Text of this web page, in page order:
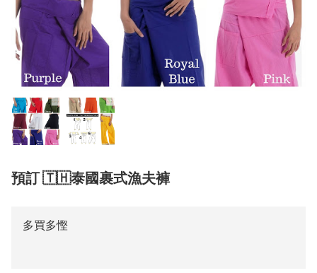
預訂 🇹🇭泰國裹式漁夫褲
多買多慳